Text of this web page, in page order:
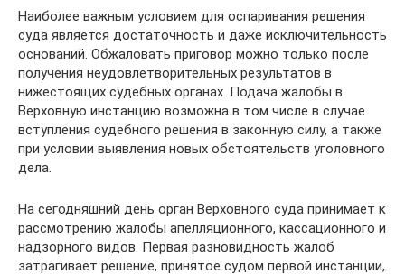
Наиболее важным условием для оспаривания решения
суда является достаточность и даже исключительность
оснований. Обжаловать приговор можно только после
получения неудовлетворительных результатов в
нижестоящих судебных органах. Подача жалобы в
Верховную инстанцию возможна в том числе в случае
вступления судебного решения в законную силу, а также
при условии выявления новых обстоятельств уголовного
дела.
На сегодняшний день орган Верховного суда принимает к
рассмотрению жалобы апелляционного, кассационного и
надзорного видов. Первая разновидность жалоб
затрагивает решение, принятое судом первой инстанции,